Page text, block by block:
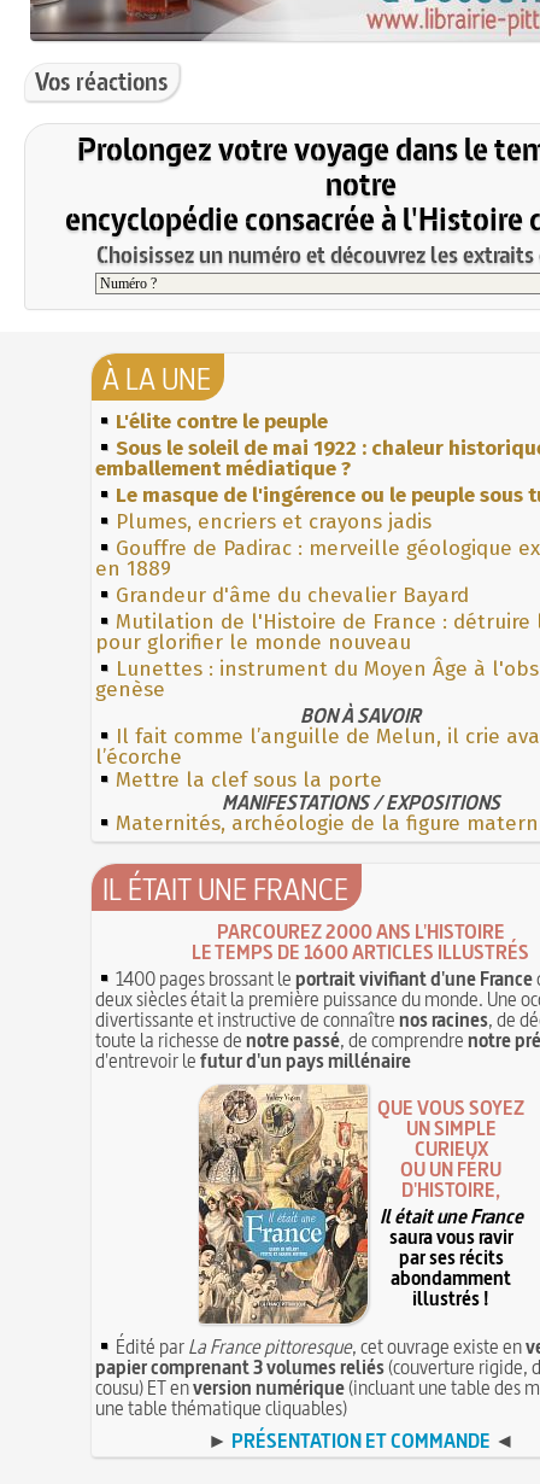
Vos réactions
Prolongez votre voyage dans le
notre
encyclopédie consacrée à l'Histoire
Choisissez un numéro et découvrez les
À LA UNE
L'élite contre le peuple
Sous le soleil de mai 1922 : chaleur
emballement médiatique ?
Le masque de l'ingérence ou le peuple sous
Plumes, encriers et crayons jadis
Gouffre de Padirac : merveille géologique
en 1889
Grandeur d'âme du chevalier Bayard
Mutilation de l'Histoire de France : détruire
pour glorifier le monde nouveau
Lunettes : instrument du Moyen Âge à
genèse
BON À SAVOIR
Il fait comme l’anguille de Melun, il crie
l’écorche
Mettre la clef sous la porte
MANIFESTATIONS / EXPOSITIONS
Maternités, archéologie de la figure
IL ÉTAIT UNE FRANCE
PARCOUREZ 2000 ANS L'HISTOIRE
LE TEMPS DE 1600 ARTICLES ILLUSTRÉS
1400 pages brossant leportrait vivifiant d'une France
deux siècles était la première puissance du monde. Une
divertissante et instructive de connaîtrenos racines, de
toute la richesse denotre passé, de comprendrenotre
d'entrevoir lefutur d'un pays millénaire
QUE VOUS SOYEZ
UN SIMPLE
CURIEUX
OU UN FÉRU
D'HISTOIRE,
Il était une France
saura vous ravir
par ses récits
abondamment
illustrés !
Édité parLa France pittoresque, cet ouvrage existe en
papier comprenant 3 volumes reliés(couverture rigide,
cousu) ET enversion numérique(incluant une table des
une table thématique cliquables)
► PRÉSENTATION ET COMMANDE ◄